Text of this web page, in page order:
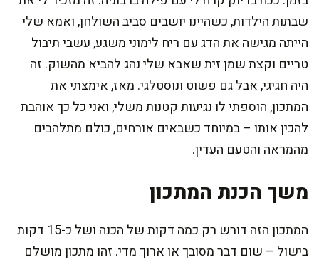
שבתות הילדות, כשהיינו יושבים סביב השולחן, ואמא שלי
הייתה מגישה את הדג עם ריח לימוני משגע, עשבי תיבול
טריים וקצת שמן זית שאבא שלי נהג להביא מהשוק. זה
היה חגיגי, אבל גם פשוט ונוסטלגי. מאז, אימצתי את
המתכון, הוספתי לו נגיעות קטנות משלי, ואני כל כך אוהבת
להכין אותו – במיוחד כשבאים אורחים, כולם מתלהבים
מהמראה והטעם העדין.
משך הכנת המתכון
המתכון הזה דורש רק כמה דקות של הכנה ושל כ-15 דקות
בישול – שום דבר מסובך או ארוך מדי. זהו מתכון מושלם